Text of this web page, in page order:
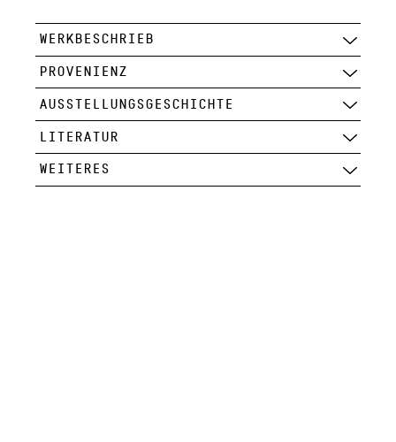
WERKBESCHRIEB
PROVENIENZ
AUSSTELLUNGSGESCHICHTE
LITERATUR
WEITERES